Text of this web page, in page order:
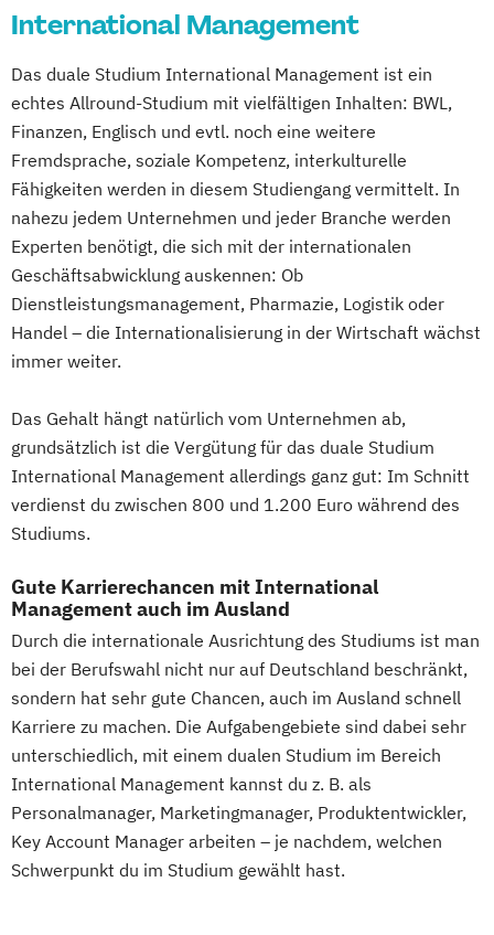
Handels- und Vertriebsmanagement - dual
International Management - dual
Internationales Logistikmanagement - dual
Steuerlehre - dual
Taxation -dual
Tourism and Travel Management - dual
Tourism and Travel Management – dual
Wirtschaftsinformatik - dual
International Management
Das duale Studium International Management ist ein
echtes Allround-Studium mit vielfältigen Inhalten: BWL,
Finanzen, Englisch und evtl. noch eine weitere
Fremdsprache, soziale Kompetenz, interkulturelle
Fähigkeiten werden in diesem Studiengang vermittelt. In
nahezu jedem Unternehmen und jeder Branche werden
Experten benötigt, die sich mit der internationalen
Geschäftsabwicklung auskennen: Ob
Dienstleistungsmanagement, Pharmazie, Logistik oder
Handel – die Internationalisierung in der Wirtschaft wächst
immer weiter.
Das Gehalt hängt natürlich vom Unternehmen ab,
grundsätzlich ist die Vergütung für das duale Studium
International Management allerdings ganz gut: Im Schnitt
verdienst du zwischen 800 und 1.200 Euro während des
Studiums.
Gute Karrierechancen mit International
Management auch im Ausland
Durch die internationale Ausrichtung des Studiums ist man
bei der Berufswahl nicht nur auf Deutschland beschränkt,
sondern hat sehr gute Chancen, auch im Ausland schnell
Karriere zu machen. Die Aufgabengebiete sind dabei sehr
unterschiedlich, mit einem dualen Studium im Bereich
International Management kannst du z. B. als
Personalmanager, Marketingmanager, Produktentwickler,
Key Account Manager arbeiten – je nachdem, welchen
Schwerpunkt du im Studium gewählt hast.